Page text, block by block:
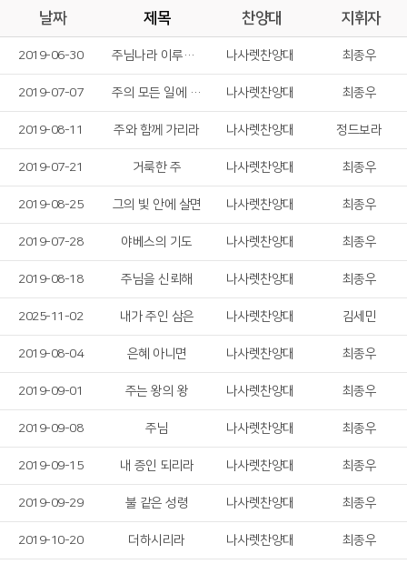
날짜 제목 찬양대 지휘자
2019-06-30 주님나라 이루게 하소서 나사렛찬양대 최종우
2019-07-07 주의 모든 일에 감사드리며 나사렛찬양대 최종우
2019-08-11 주와 함께 가리라 나사렛찬양대 정드보라
2019-07-21 거룩한 주 나사렛찬양대 최종우
2019-08-25 그의 빛 안에 살면 나사렛찬양대 최종우
2019-07-28 야베스의 기도 나사렛찬양대 최종우
2019-08-18 주님을 신뢰해 나사렛찬양대 최종우
2025-11-02 내가 주인 삼은 나사렛찬양대 김세민
2019-08-04 은혜 아니면 나사렛찬양대 최종우
2019-09-01 주는 왕의 왕 나사렛찬양대 최종우
2019-09-08 주님 나사렛찬양대 최종우
2019-09-15 내 증인 되리라 나사렛찬양대 최종우
2019-09-29 불 같은 성령 나사렛찬양대 최종우
2019-10-20 더하시리라 나사렛찬양대 최종우